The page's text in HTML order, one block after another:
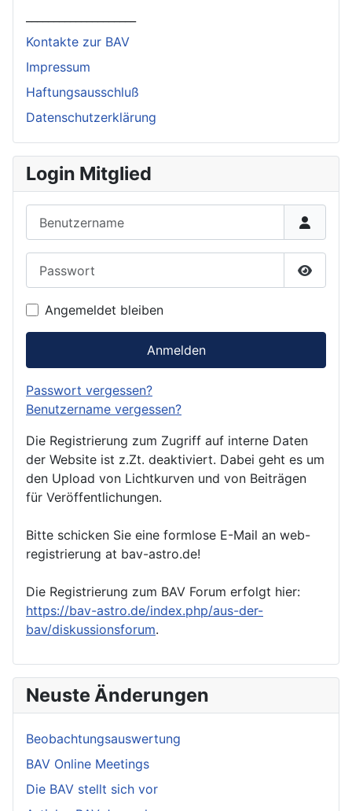
Kontakte zur BAV
Impressum
Haftungsausschluß
Datenschutzerklärung
Login Mitglied
Angemeldet bleiben
Anmelden
Passwort vergessen?
Benutzername vergessen?
Die Registrierung zum Zugriff auf interne Daten
der Website ist z.Zt. deaktiviert. Dabei geht es um
den Upload von Lichtkurven und von Beiträgen
für Veröffentlichungen.
Bitte schicken Sie eine formlose E-Mail an web-
registrierung at bav-astro.de!
Die Registrierung zum BAV Forum erfolgt hier:
https://bav-astro.de/index.php/aus-der-
bav/diskussionsforum.
Neuste Änderungen
Beobachtungsauswertung
BAV Online Meetings
Die BAV stellt sich vor